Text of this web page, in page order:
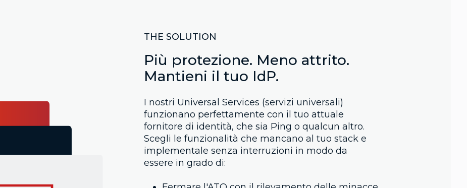
THE SOLUTION
Più protezione. Meno attrito.
Mantieni il tuo IdP.
I nostri Universal Services (servizi universali)
funzionano perfettamente con il tuo attuale
fornitore di identità, che sia Ping o qualcun altro.
Scegli le funzionalità che mancano al tuo stack e
implementale senza interruzioni in modo da
essere in grado di: